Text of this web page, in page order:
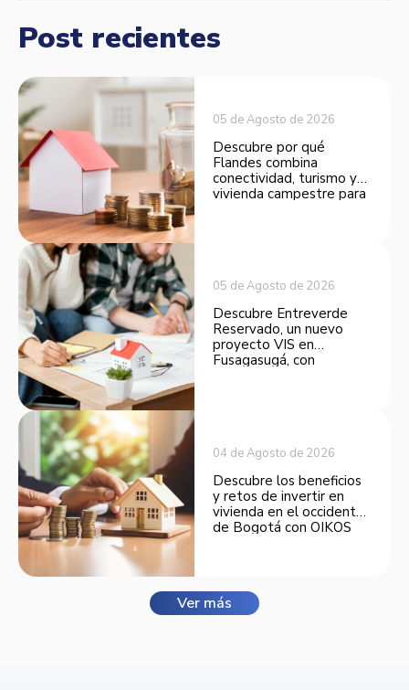
Post recientes
05 de Agosto de 2026
Descubre por qué
Flandes combina
conectividad, turismo y
vivienda campestre para
05 de Agosto de 2026
Descubre Entreverde
Reservado, un nuevo
proyecto VIS en
Fusagasugá, con
04 de Agosto de 2026
Descubre los beneficios
y retos de invertir en
vivienda en el occidente
de Bogotá con OIKOS
Ver más